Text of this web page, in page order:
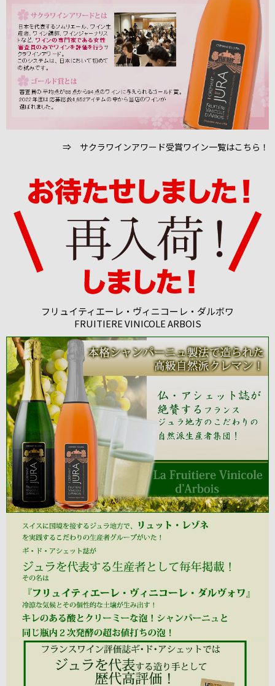
⇒ サクラワインアワード受賞ワイン一覧はこちら！
フリュイティエーレ・ヴィニコーレ・ダルボワ
FRUITIERE VINICOLE ARBOIS